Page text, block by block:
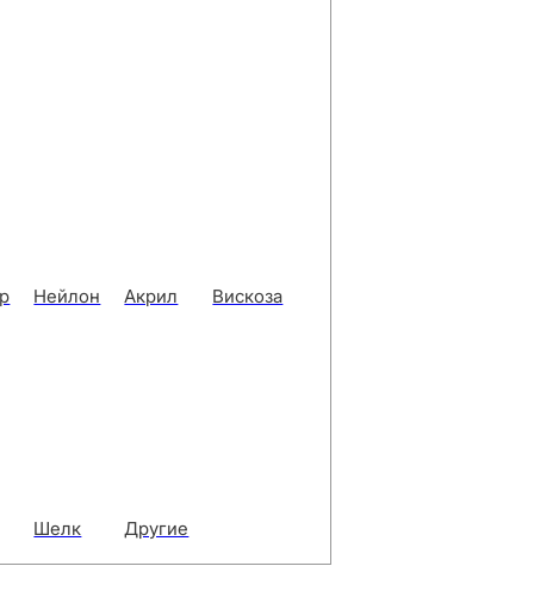
Нейлон Акрил Вискоза
Шелк Другие